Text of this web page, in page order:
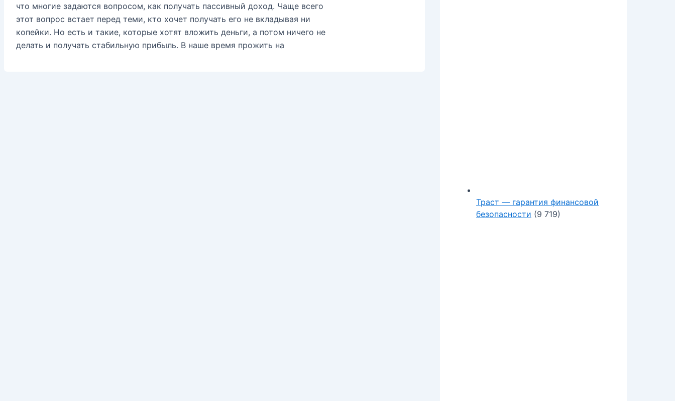
что многие задаются вопросом, как получать пассивный доход. Чаще всего
этот вопрос встает перед теми, кто хочет получать его не вкладывая ни
копейки. Но есть и такие, которые хотят вложить деньги, а потом ничего не
делать и получать стабильную прибыль. В наше время прожить на
Траст — гарантия финансовой
безопасности (9 719)